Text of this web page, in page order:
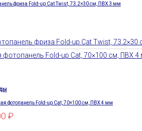
фриза Fold-up Cat Twist, 73.2×30 см, ПВХ 3 мм
фотопанель Fold-up Cat, 70×100 см, ПВХ 4 мм
₽